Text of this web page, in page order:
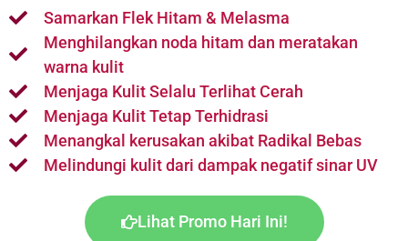
Samarkan Flek Hitam & Melasma
Menghilangkan noda hitam dan meratakan
warna kulit
Menjaga Kulit Selalu Terlihat Cerah
Menjaga Kulit Tetap Terhidrasi
Menangkal kerusakan akibat Radikal Bebas
Melindungi kulit dari dampak negatif sinar UV
Lihat Promo Hari Ini!